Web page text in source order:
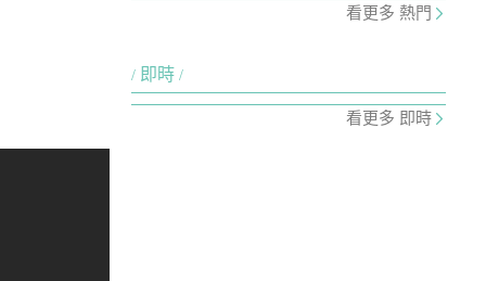
看更多 熱門
即時
看更多 即時